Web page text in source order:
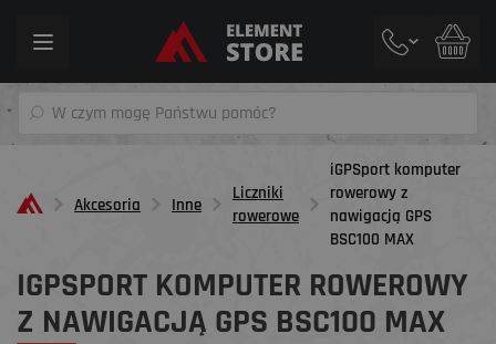
Toggle
Akcesoria Inne
Liczniki
rowerowe
iGPSport komputer
rowerowy z
nawigacją GPS
BSC100 MAX
IGPSPORT KOMPUTER ROWEROWY
Z NAWIGACJĄ GPS BSC100 MAX